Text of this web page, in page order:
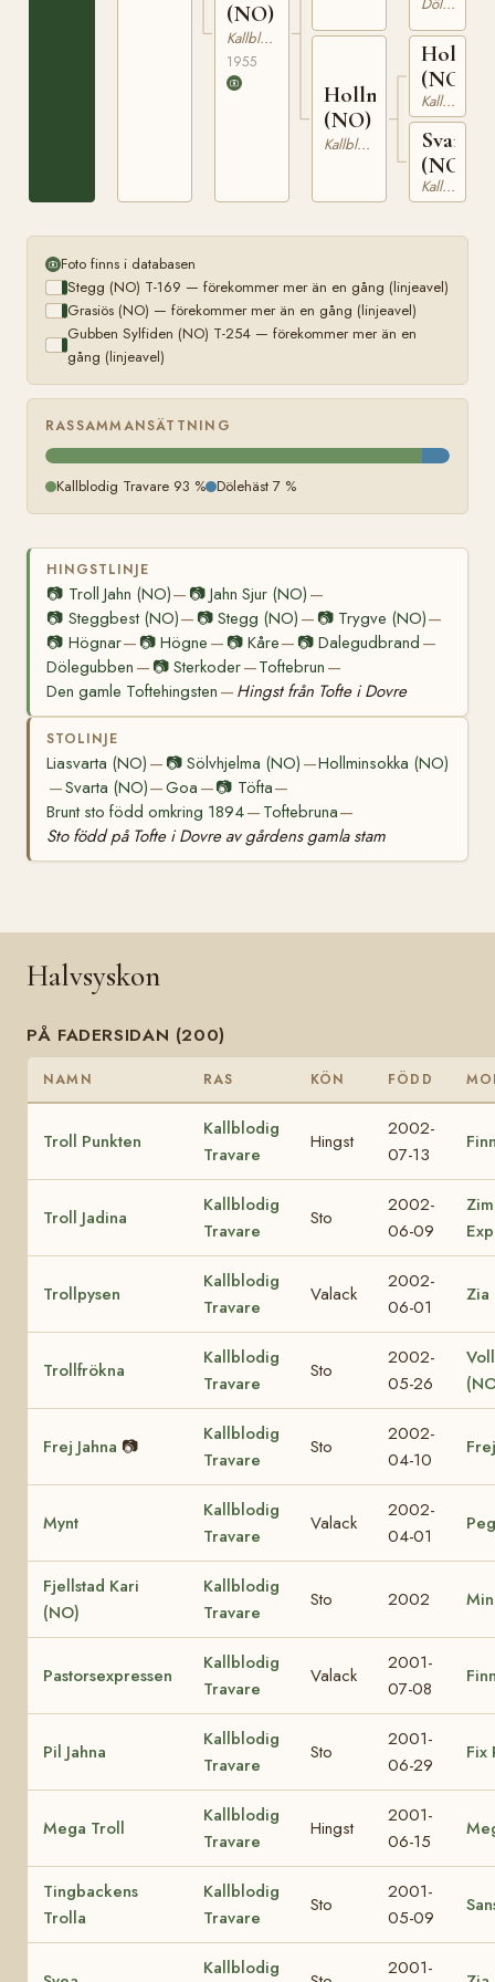
(NO)
Kallblodig Travare
1955
Hollminsokka
(NO)
Kallblodig Travare
(NO)
Kallblodig Travare
Svarta
(NO)
Kallblodig Travare
Foto finns i databasen
Stegg (NO) T-169 — förekommer mer än en gång (linjeavel)
Grasiös (NO) — förekommer mer än en gång (linjeavel)
Gubben Sylfiden (NO) T-254 — förekommer mer än en
gång (linjeavel)
RASSAMMANSÄTTNING
Kallblodig Travare 93 % Dölehäst 7 %
HINGSTLINJE
📷 Troll Jahn (NO)— 📷Jahn Sjur (NO) —
📷 Steggbest (NO)— 📷Stegg (NO) — 📷 Trygve (NO)—
📷 Högnar— 📷Högne — 📷 Kåre— 📷 Dalegudbrand —
Dölegubben — 📷Sterkoder—Toftebrun —
Den gamle Toftehingsten — Hingst från Tofte i Dovre
STOLINJE
Liasvarta (NO) — 📷Sölvhjelma (NO) —Hollminsokka (NO)
—Svarta (NO)—Goa —📷 Töfta—
Brunt sto född omkring 1894— Toftebruna—
Sto född på Tofte i Dovre av gårdens gamla stam
Halvsyskon
PÅ FADERSIDAN (200)
NAMN RAS KÖN FÖDD
Troll Punkten
Kallblodig
Travare
Hingst
2002-
07-13
Troll Jadina
Kallblodig
Travare
Sto
2002-
06-09
Trollpysen
Kallblodig
Travare
Valack
2002-
06-01
Zia
Trollfrökna
Kallblodig
Travare
Sto
2002-
05-26
Frej Jahna 📷
Kallblodig
Travare
Sto
2002-
04-10
Mynt
Kallblodig
Travare
Valack
2002-
04-01
Fjellstad Kari
(NO)
Kallblodig
Travare
Sto 2002
Pastorsexpressen
Kallblodig
Travare
Valack
2001-
07-08
Pil Jahna
Kallblodig
Travare
Sto
2001-
06-29
Fix
Mega Troll
Kallblodig
Travare
Hingst
2001-
06-15
Tingbackens
Trolla
Kallblodig
Travare
Sto
2001-
05-09
Kallblodig
2001-